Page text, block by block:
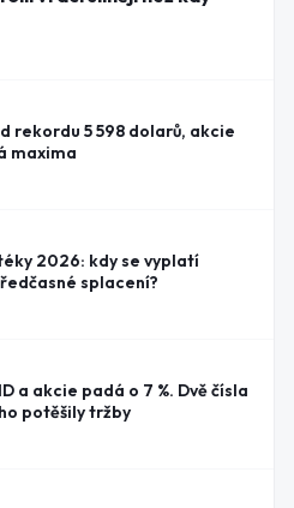
rekordu 5 598 dolarů, akcie
maxima
2026: kdy se vyplatí
splacení?
a akcie padá o 7 %. Dvě čísla
potěšily tržby